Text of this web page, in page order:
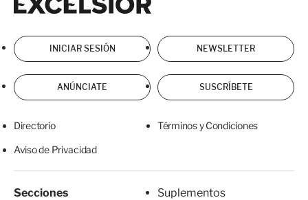
INICIAR SESIÓN NEWSLETTER
ANÚNCIATE SUSCRÍBETE
Directorio Términos y Condiciones
Aviso de Privacidad
Secciones
Suplementos